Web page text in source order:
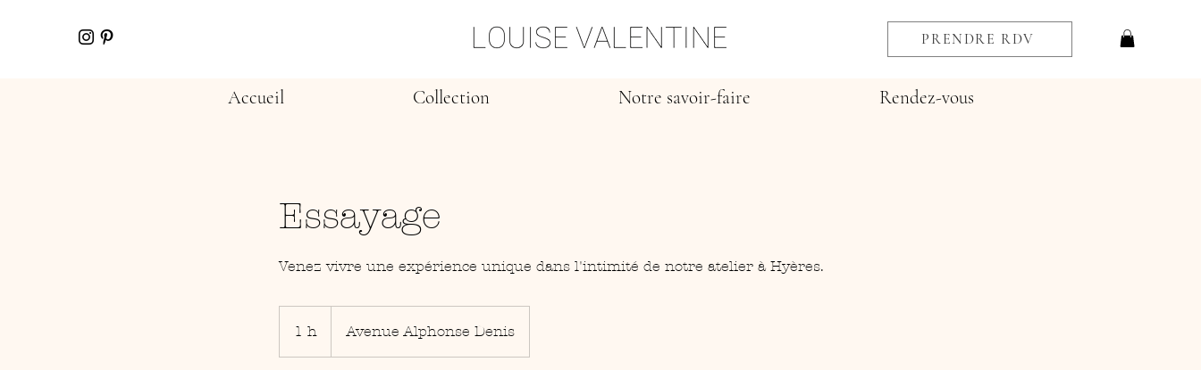
PRENDRE RDV
Accueil Collection Notre savoir-faire Rendez-vous
Essayage
Venez vivre une expérience unique dans l'intimité de notre atelier à Hyères.
1 h Avenue Alphonse Denis